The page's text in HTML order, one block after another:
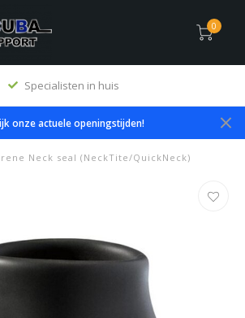
0
Specialisten in huis
onze actuele openingstijden!
Neck seal (NeckTite/QuickNeck)